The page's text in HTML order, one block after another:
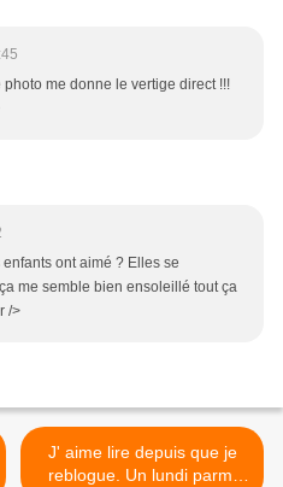
me donne le vertige direct !!!
ont aimé ? Elles se
me semble bien ensoleillé tout ça
/>
J' aime lire depuis que je
reblogue. Un lundi parmi